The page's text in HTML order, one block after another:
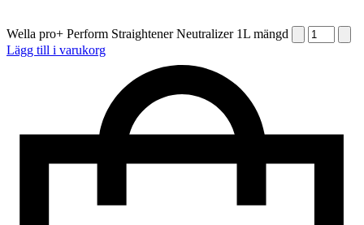
Wella pro+ Perform Straightener Neutralizer 1L mängd
Lägg till i varukorg